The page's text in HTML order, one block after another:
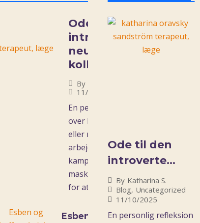
Ode til den
introverte (eller
neurodivergente)
kollega
By
11/10/2025
En personlig refleksion
over livet som introvert
eller neurodivergent på
arbejdspladsen. Om
kampen for ro i storrum,
masker i møder og prisen
for at passe ind i.
Esben
Ode til den
introverte
(eller
neurodivergen
By Katharina S.
Blog, Uncategorized
11/10/2025
En personlig refleksion